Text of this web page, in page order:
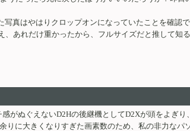
真はやはりクロップオンになっていたことを確
あれだけ重かったから、フルサイズだと推して
がぬぐえないD2Hの後継機としてD2Xが頭をよぎ
りに大きくなりすぎた画素数のため、私の非力な